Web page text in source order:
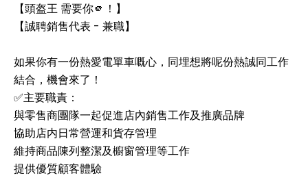
【頭盔王 需要你🫵！】
【誠聘銷售代表 - 兼職】
如果你有一份熱愛電單車嘅心，同埋想將呢份熱誠同工作
結合，機會來了！
✅主要職責：
與零售商團隊一起促進店內銷售工作及推廣品牌
協助店内日常營運和貨存管理
維持商品陳列整潔及櫥窗管理等工作
提供優質顧客體驗